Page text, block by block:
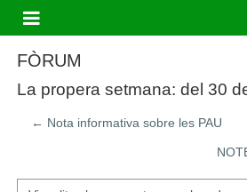
Panell lateral
FÒRUM
La propera setmana: del 30
← Nota informativa sobre les PAU